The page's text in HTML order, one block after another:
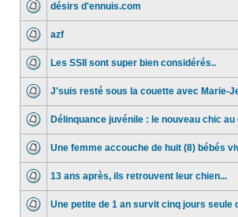
désirs d'ennuis.com
azf
Les SSII sont super bien considérés..
J'suis resté sous la couette avec Marie-
Délinquance juvénile : le nouveau chic au
Une femme accouche de huit (8) bébés
13 ans après, ils retrouvent leur chien...
Une petite de 1 an survit cinq jours seule